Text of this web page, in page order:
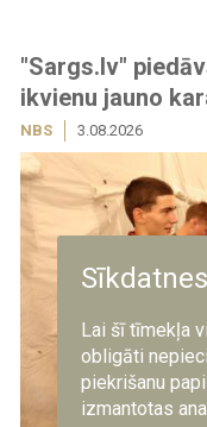
"Sargs.lv"
ikvienu jauno
NBS 3.08.2026
Sīkdatnes
Lai šī tīmekļa
obligāti
piekrišanu
izmantotas